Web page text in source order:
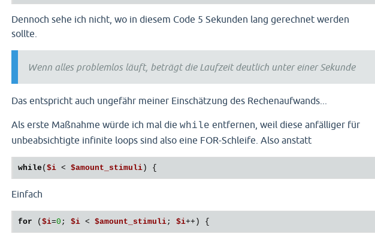
		array_push(
$stimuli_combined, $question);
// saves current item and lexicalisation number
$last_item_number = $random_item_number;
$last_lexicalisation_number = $random_lexicalisation_number
// increment loop counter
	}
Dennoch sehe ich nicht, wo in diesem Code 5 Sekunden lang gerechnet werden
sollte.
Wenn alles problemlos läuft, beträgt die Laufzeit deutlich unter einer Sekunde
Das entspricht auch ungefähr meiner Einschätzung des Rechenaufwands...
Als erste Maßnahme würde ich mal diewhile entfernen, weil diese anfälliger für
unbeabsichtigte infinite loops sind also eine FOR-Schleife. Also anstatt
while ($i < $amount_stimuli
Einfach
for ($i=0 ; $i < $amount_stimuli ; $i